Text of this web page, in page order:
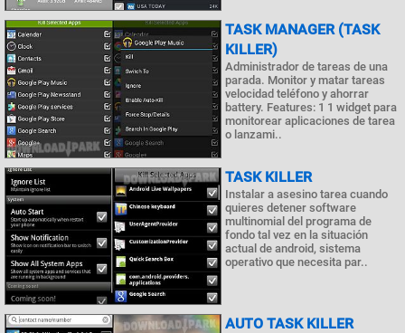
TASK MANAGER (TASK
KILLER)
Administrador de tareas de una
parada. Monitor y matar tareas
velocidad teléfono y ahorrar
battery. Features: 1 1 widget para
monitorear aplicaciones de tarea
o lanzami..
TASK KILLER
Instalar a asesino tarea cuando
quieres detener software
multinomial del programa de
fondo tal vez en la situación
actual de android, sistema
operativo que necesita par..
AUTO TASK KILLER